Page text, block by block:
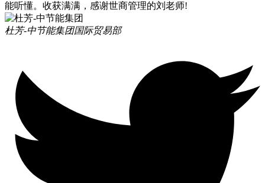
能听懂。收获满满，感谢世商管理的刘老师!
杜芳-中节能集团国际贸易部